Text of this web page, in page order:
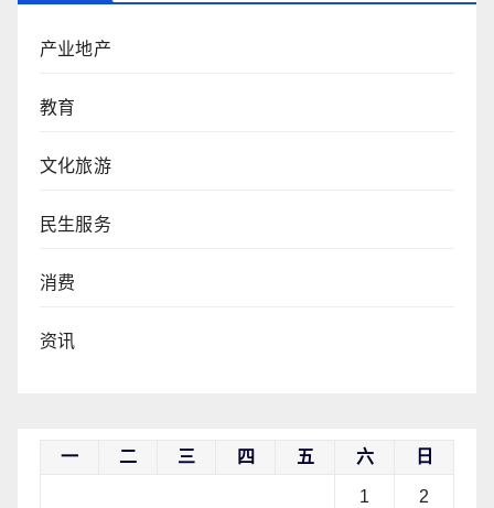
产业地产
教育
文化旅游
民生服务
消费
资讯
一 二 三 四 五 六 日
1 2